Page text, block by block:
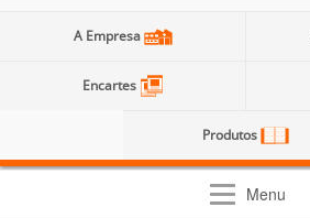
A Empresa
Encartes
Produtos
Menu